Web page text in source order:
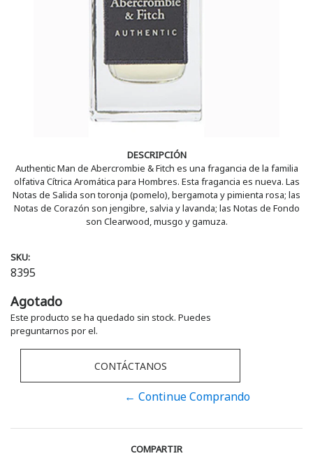
DESCRIPCIÓN
Authentic Man de Abercrombie & Fitch es una fragancia de la familia
olfativa Cítrica Aromática para Hombres. Esta fragancia es nueva. Las
Notas de Salida son toronja (pomelo), bergamota y pimienta rosa; las
Notas de Corazón son jengibre, salvia y lavanda; las Notas de Fondo
son Clearwood, musgo y gamuza.
SKU:
8395
Agotado
Este producto se ha quedado sin stock. Puedes
preguntarnos por el.
CONTÁCTANOS
← Continue Comprando
COMPARTIR